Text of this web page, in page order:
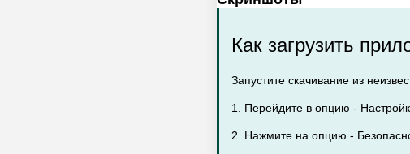
Как загрузить
Запустите скачивание из
1. Перейдите в опцию -
2. Нажмите на опцию -